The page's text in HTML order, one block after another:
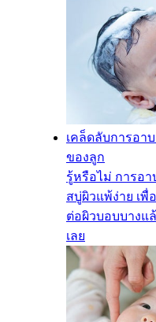
เคล็ดลับการอา
ของลูก
รู้หรือไม่ การอ
สบู่ผิวแพ้ง่าย เ
ต่อผิวบอบบางแ
เลย